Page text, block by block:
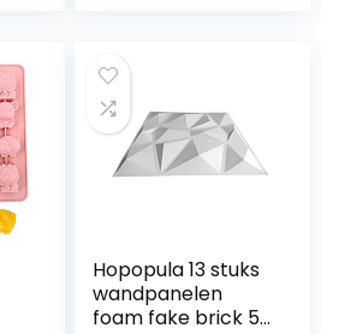
Hopopula 13 stuks
wandpanelen
foam fake brick 50